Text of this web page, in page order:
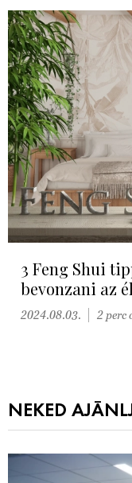
3 Feng Shui
bevonzani az
2024.08.03. 2 perc
NEKED